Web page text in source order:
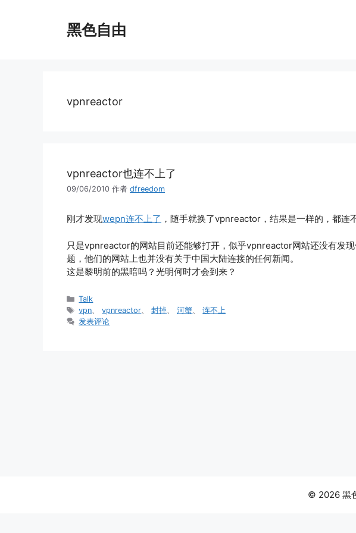
黑色自由
vpnreactor
vpnreactor也连不上了
09/06/2010 作者 dfreedom
刚才发现wepn连不上了 ，随手就换了vpnreactor，结果是一样的，都连
只是vpnreactor的网站目前还能够打开，似乎vpnreactor网站还没有发
题，他们的网站上也并没有关于中国大陆连接的任何新闻。
这是黎明前的黑暗吗？光明何时才会到来？
分
类
Talk
标
签
vpn、vpnreactor、封掉、河蟹、连不上
发表评论
© 2026 黑